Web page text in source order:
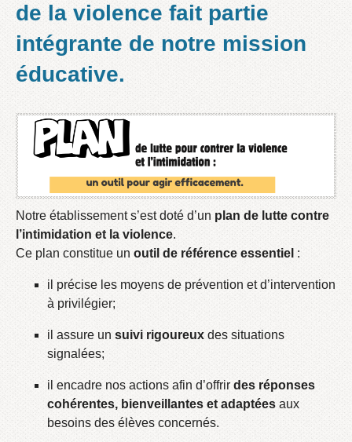
de la violence fait partie
intégrante de notre mission
éducative.
Notre établissement s’est doté d’un plan de lutte contre
l’intimidation et la violence.
Ce plan constitue un outil de référence essentiel :
il précise les moyens de prévention et d’intervention
à privilégier;
il assure un suivi rigoureux des situations
signalées;
il encadre nos actions afin d’offrir des réponses
cohérentes, bienveillantes et adaptées aux
besoins des élèves concernés.